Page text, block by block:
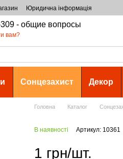
Юридична інформація
- общие вопросы
вам?
Сонцезахист Декор
Головна Каталог
В наявності Артикул: 10361
1 грн/шт.